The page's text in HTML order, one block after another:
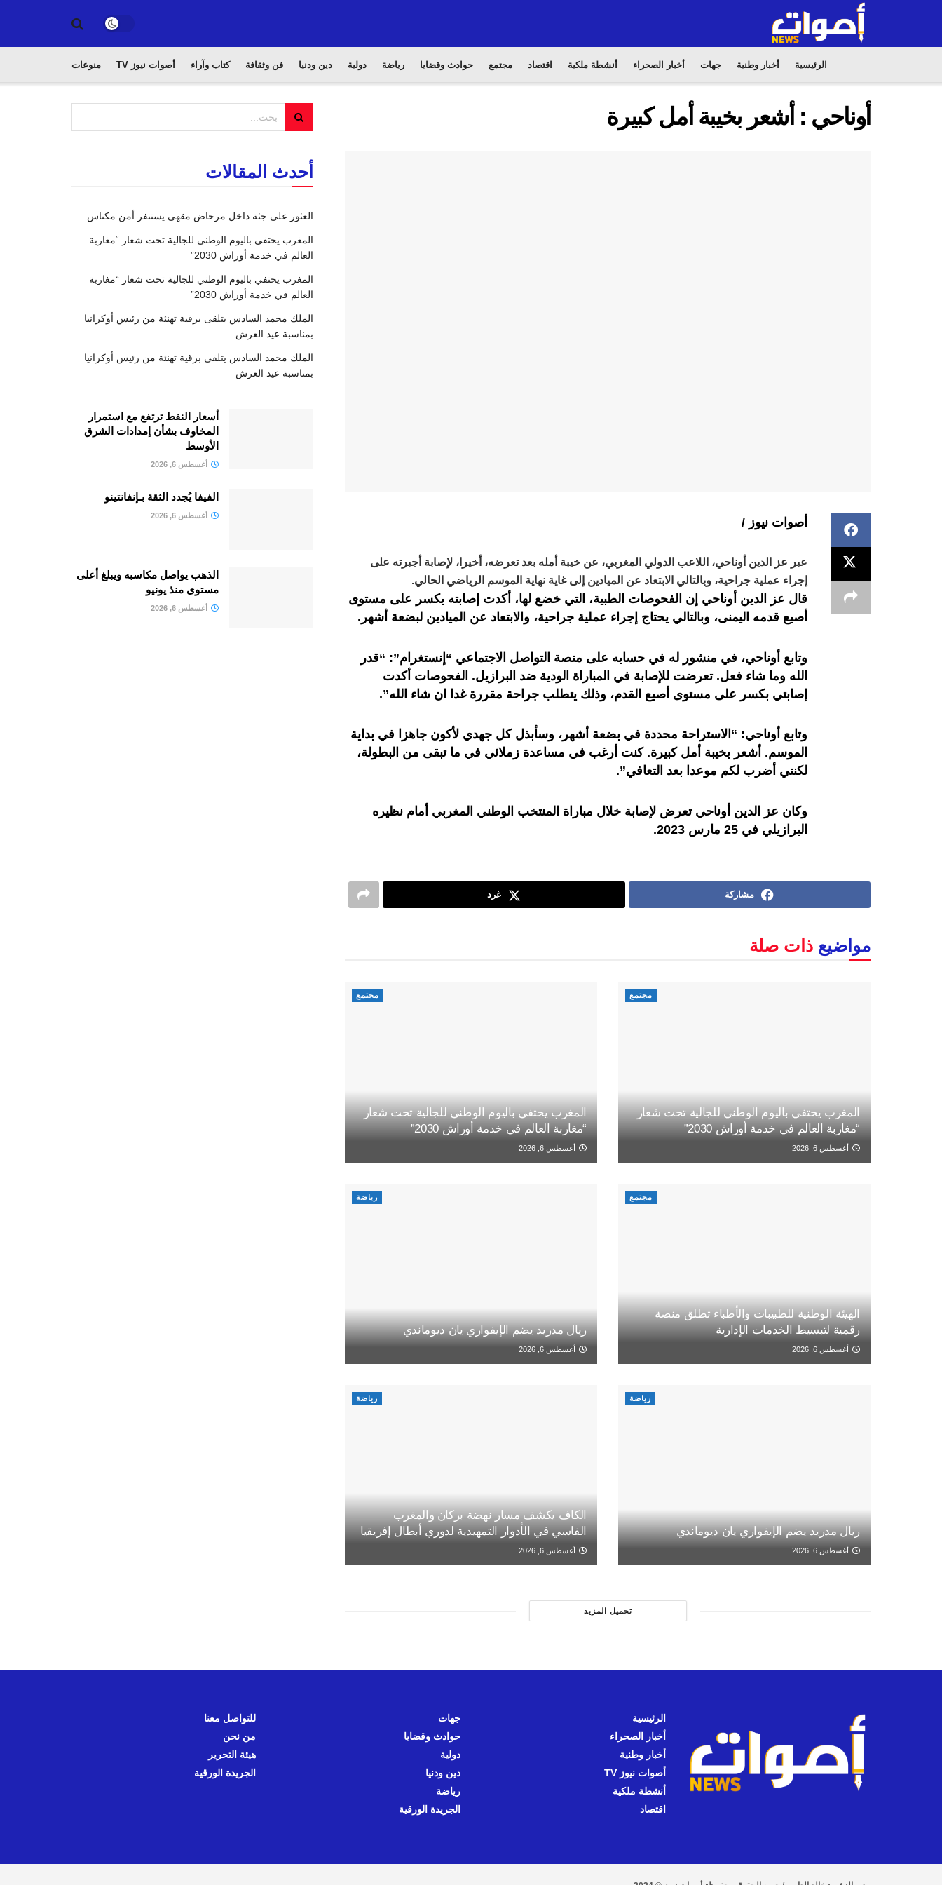
الرئيسية أخبار وطنية جهات أخبار الصحراء أنشطة ملكية اقتصاد مجتمع حوادث وقضايا رياضة دولية دين ودنيا فن وثقافة كتاب وآراء أصوات نيوز TV منوعات
أوناحي : أشعر بخيبة أمل كبيرة
أصوات نيوز /
عبر عز الدين أوناحي، اللاعب الدولي المغربي، عن خيبة أمله بعد تعرضه، أخيرا، لإصابة أجبرته على
إجراء عملية جراحية، وبالتالي الابتعاد عن الميادين إلى غاية نهاية الموسم الرياضي الحالي.
قال عز الدين أوناحي إن الفحوصات الطبية، التي خضع لها، أكدت إصابته بكسر على مستوى
أصبع قدمه اليمنى، وبالتالي يحتاج إجراء عملية جراحية، والابتعاد عن الميادين لبضعة أشهر.
وتابع أوناحي، في منشور له في حسابه على منصة التواصل الاجتماعي “إنستغرام”: “قدر
الله وما شاء فعل. تعرضت للإصابة في المباراة الودية ضد البرازيل. الفحوصات أكدت
إصابتي بكسر على مستوى أصبع القدم، وذلك يتطلب جراحة مقررة غدا ان شاء الله”.
وتابع أوناحي: “الاستراحة محددة في بضعة أشهر، وسأبذل كل جهدي لأكون جاهزا في بداية
الموسم. أشعر بخيبة أمل كبيرة. كنت أرغب في مساعدة زملائي في ما تبقى من البطولة،
لكنني أضرب لكم موعدا بعد التعافي”.
وكان عز الدين أوناحي تعرض لإصابة خلال مباراة المنتخب الوطني المغربي أمام نظيره
البرازيلي في 25 مارس 2023.
مشاركة غرد
مواضيع ذات صلة
مجتمع
المغرب يحتفي باليوم الوطني للجالية تحت شعار
“مغاربة العالم في خدمة أوراش 2030”
أغسطس 6, 2026
مجتمع
المغرب يحتفي باليوم الوطني للجالية تحت شعار
“مغاربة العالم في خدمة أوراش 2030”
أغسطس 6, 2026
مجتمع
الهيئة الوطنية للطبيبات والأطباء تطلق منصة
رقمية لتبسيط الخدمات الإدارية
أغسطس 6, 2026
رياضة
ريال مدريد يضم الإيفواري يان ديوماندي
أغسطس 6, 2026
رياضة
ريال مدريد يضم الإيفواري يان ديوماندي
أغسطس 6, 2026
رياضة
الكاف يكشف مسار نهضة بركان والمغرب
الفاسي في الأدوار التمهيدية لدوري أبطال إفريقيا
أغسطس 6, 2026
تحميل المزيد
أحدث المقالات
العثور على جثة داخل مرحاض مقهى يستنفر أمن مكناس
المغرب يحتفي باليوم الوطني للجالية تحت شعار “مغاربة
العالم في خدمة أوراش 2030”
المغرب يحتفي باليوم الوطني للجالية تحت شعار “مغاربة
العالم في خدمة أوراش 2030”
الملك محمد السادس يتلقى برقية تهنئة من رئيس أوكرانيا
بمناسبة عيد العرش
الملك محمد السادس يتلقى برقية تهنئة من رئيس أوكرانيا
بمناسبة عيد العرش
أسعار النفط ترتفع مع استمرار
المخاوف بشأن إمدادات الشرق
الأوسط
أغسطس 6, 2026
الفيفا يُجدد الثقة بـإنفانتينو
أغسطس 6, 2026
الذهب يواصل مكاسبه ويبلغ أعلى
مستوى منذ يونيو
أغسطس 6, 2026
الرئيسية
أخبار الصحراء
أخبار وطنية
أصوات نيوز TV
أنشطة ملكية
اقتصاد
جهات
حوادث وقضايا
دولية
دين ودنيا
رياضة
الجريدة الورقية
للتواصل معنا
من نحن
هيئة التحرير
الجريدة الورقية